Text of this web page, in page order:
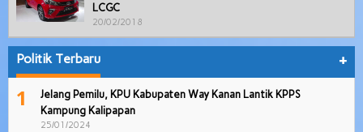
LCGC
20/02/2018
Politik Terbaru +
1
Jelang Pemilu, KPU Kabupaten Way Kanan Lantik KPPS
Kampung Kalipapan
25/01/2024